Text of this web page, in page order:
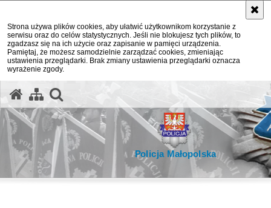
Strona używa plików cookies, aby ułatwić użytkownikom korzystanie z
serwisu oraz do celów statystycznych. Jeśli nie blokujesz tych plików, to
zgadzasz się na ich użycie oraz zapisanie w pamięci urządzenia.
Pamiętaj, że możesz samodzielnie zarządzać cookies, zmieniając
ustawienia przeglądarki. Brak zmiany ustawienia przeglądarki oznacza
wyrażenie zgody.
Policja Małopolska